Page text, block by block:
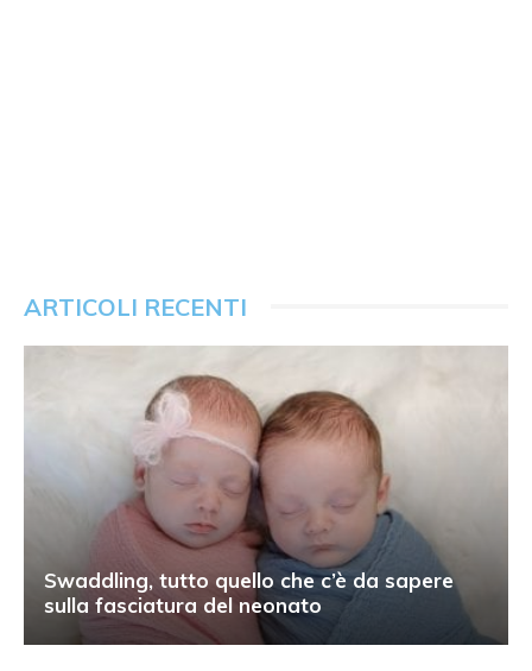
ARTICOLI RECENTI
Swaddling, tutto quello che c’è da sapere
sulla fasciatura del neonato